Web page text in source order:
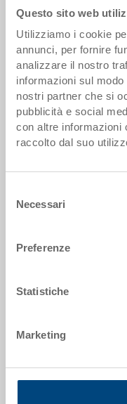
Questo sito web
Utilizziamo i cookie
annunci, per fornire
analizzare il nostro
informazioni sul
nostri partner che si
pubblicità e social
con altre informazioni
raccolto dal suo
delNecessari
Preferenze
Statistiche
Marketing
Scaglioni quantità
da 500 pezzi
Scaglionamento
Dati articolo
Dimensioni
Colore: